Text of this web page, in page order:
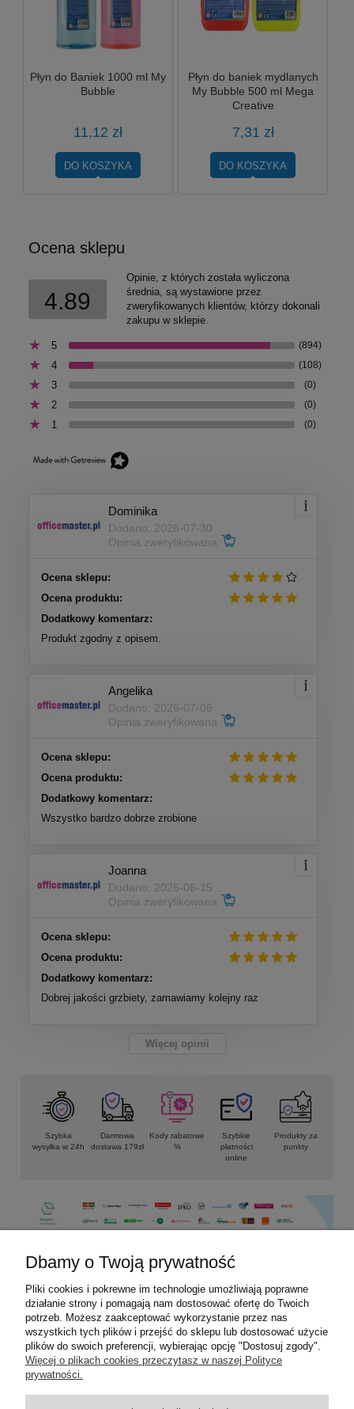
Płyn do Baniek 1000 ml My
Bubble
11,12 zł
DO KOSZYKA
Płyn do baniek mydlanych
My Bubble 500 ml Mega
Creative
7,31 zł
DO KOSZYKA
Ocena sklepu
4.89
Opinie, z których została wyliczona
średnia, są wystawione przez
zweryfikowanych klientów, którzy dokonali
zakupu w sklepie.
5 (894)
4 (108)
3 (0)
2 (0)
1 (0)
Dominika
Dodano: 2026-07-30
Opinia zweryfikowana
Ocena sklepu:
Ocena produktu:
Dodatkowy komentarz:
Produkt zgodny z opisem.
Angelika
Dodano: 2026-07-06
Opinia zweryfikowana
Ocena sklepu:
Ocena produktu:
Dodatkowy komentarz:
Wszystko bardzo dobrze zrobione
Joanna
Dodano: 2026-06-15
Opinia zweryfikowana
Ocena sklepu:
Ocena produktu:
Dodatkowy komentarz:
Dobrej jakości grzbiety, zamawiamy kolejny raz
Więcej opinii
Szybka
wysyłka w 24h
Darmowa
dostawa 179zł
Kody rabatowe
%
Szybkie
płatności
online
Produkty za
punkty
Informacje
Płatności i dostawa
Moje konto
Dbamy o Twoją prywatność
Pliki cookies i pokrewne im technologie umożliwiają poprawne
działanie strony i pomagają nam dostosować ofertę do Twoich
potrzeb. Możesz zaakceptować wykorzystanie przez nas
wszystkich tych plików i przejść do sklepu lub dostosować użycie
plików do swoich preferencji, wybierając opcję "Dostosuj zgody".
Więcej o plikach cookies przeczytasz w naszej Polityce
prywatności.